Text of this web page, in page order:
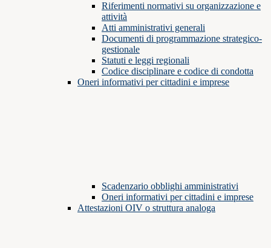
Riferimenti normativi su organizzazione e
attività
Atti amministrativi generali
Documenti di programmazione strategico-
gestionale
Statuti e leggi regionali
Codice disciplinare e codice di condotta
Oneri informativi per cittadini e imprese
Scadenzario obblighi amministrativi
Oneri informativi per cittadini e imprese
Attestazioni OIV o struttura analoga